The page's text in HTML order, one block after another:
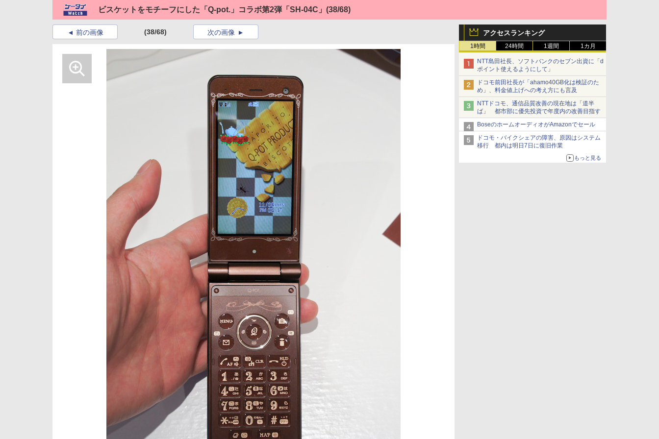
ビスケットをモチーフにした「Q-pot.」コラボ第2弾「SH-04C」 (38/68)
アクセスランキング
1時間 24時間 1週間 1カ月
NTT島田社長、ソフトバンクのセブン出資に「d
ポイント使えるようにして」
ドコモ前田社長が「ahamo40GB化は検証のた
め」、料金値上げへの考え方にも言及
NTTドコモ、通信品質改善の現在地は「道半
ば」 都市部に優先投資で年度内の改善目指す
BoseのホームオーディオがAmazonでセール
ドコモ・バイクシェアの障害、原因はシステム
移行 都内は明日7日に復旧作業
もっと見る
前の画像 (38/68) 次の画像